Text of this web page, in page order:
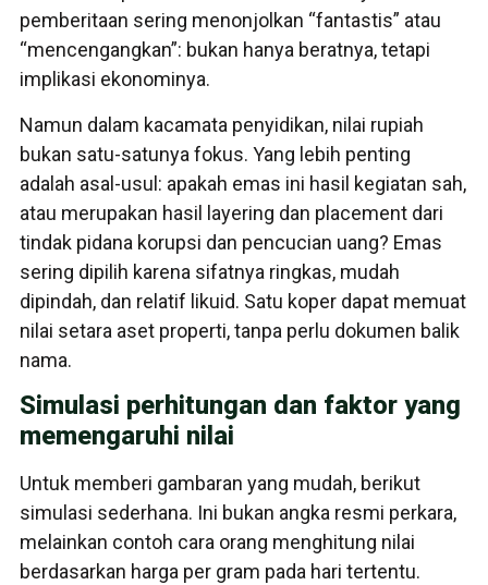
pemberitaan sering menonjolkan “fantastis” atau
“mencengangkan”: bukan hanya beratnya, tetapi
implikasi ekonominya.
Namun dalam kacamata penyidikan, nilai rupiah
bukan satu-satunya fokus. Yang lebih penting
adalah asal-usul: apakah emas ini hasil kegiatan sah,
atau merupakan hasil layering dan placement dari
tindak pidana korupsi dan pencucian uang? Emas
sering dipilih karena sifatnya ringkas, mudah
dipindah, dan relatif likuid. Satu koper dapat memuat
nilai setara aset properti, tanpa perlu dokumen balik
nama.
Simulasi perhitungan dan faktor yang
memengaruhi nilai
Untuk memberi gambaran yang mudah, berikut
simulasi sederhana. Ini bukan angka resmi perkara,
melainkan contoh cara orang menghitung nilai
berdasarkan harga per gram pada hari tertentu.